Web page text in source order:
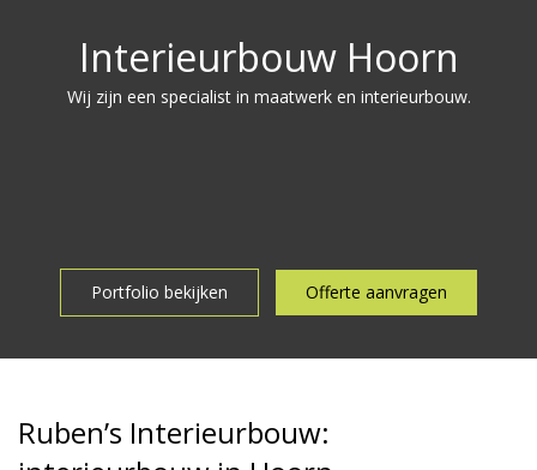
Interieurbouw Hoorn
Wij zijn een specialist in maatwerk en interieurbouw.
Portfolio bekijken Offerte aanvragen
Ruben’s Interieurbouw: